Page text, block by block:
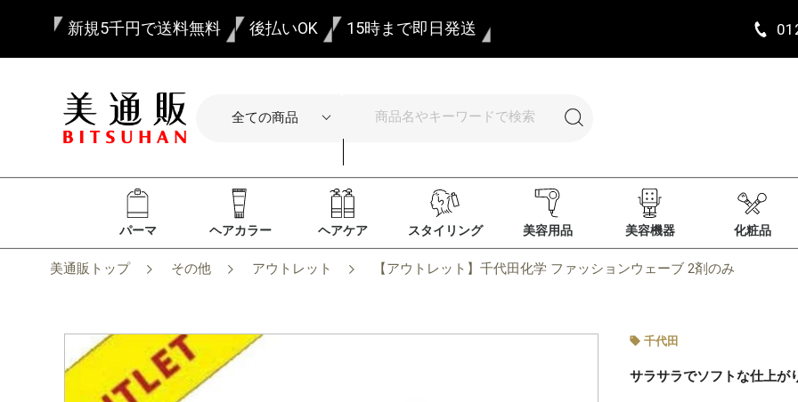
新規5千円で送料無料 後払いOK 15時まで即日発送
パーマ ヘアカラー ヘアケア スタイリング 美容用品 美容機器 化粧品
美通販トップ その他 アウトレット 【アウトレット】千代田化学 ファッションウェーブ 2剤のみ
千代田
サラサラでソフトな仕上が